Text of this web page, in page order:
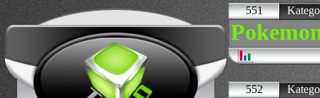
551
552